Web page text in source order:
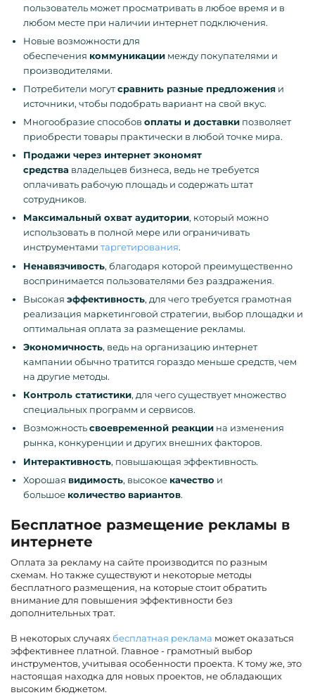
пользователь может просматривать в любое время и в
любом месте при наличии интернет подключения.
Новые возможности для
обеспечения коммуникации между покупателями и
производителями.
Потребители могутсравнить разные предложения и
источники, чтобы подобрать вариант на свой вкус.
Многообразие способов оплаты и доставки позволяет
приобрести товары практически в любой точке мира.
Продажи через интернет экономят
средства владельцев бизнеса, ведь не требуется
оплачивать рабочую площадь и содержать штат
сотрудников.
Максимальный охват аудитории, который можно
использовать в полной мере или ограничивать
инструментами таргетирования.
Ненавязчивость, благодаря которой преимущественно
воспринимается пользователями без раздражения.
Высокая эффективность, для чего требуется грамотная
реализация маркетинговой стратегии, выбор площадки и
оптимальная оплата за размещение рекламы.
Экономичность, ведь на организацию интернет
кампании обычно тратится гораздо меньше средств, чем
на другие методы.
Контроль статистики, для чего существует множество
специальных программ и сервисов.
Возможностьсвоевременной реакции на изменения
рынка, конкуренции и других внешних факторов.
Интерактивность, повышающая эффективность.
Хорошая видимость, высокое качество и
большое количество вариантов.
Бесплатное размещение рекламы в
интернете
Оплата за рекламу на сайте производится по разным
схемам. Но также существуют и некоторые методы
бесплатного размещения, на которые стоит обратить
внимание для повышения эффективности без
дополнительных трат.
В некоторых случаях бесплатная реклама может оказаться
эффективнее платной. Главное - грамотный выбор
инструментов, учитывая особенности проекта. К тому же, это
настоящая находка для новых проектов, не обладающих
высоким бюджетом.